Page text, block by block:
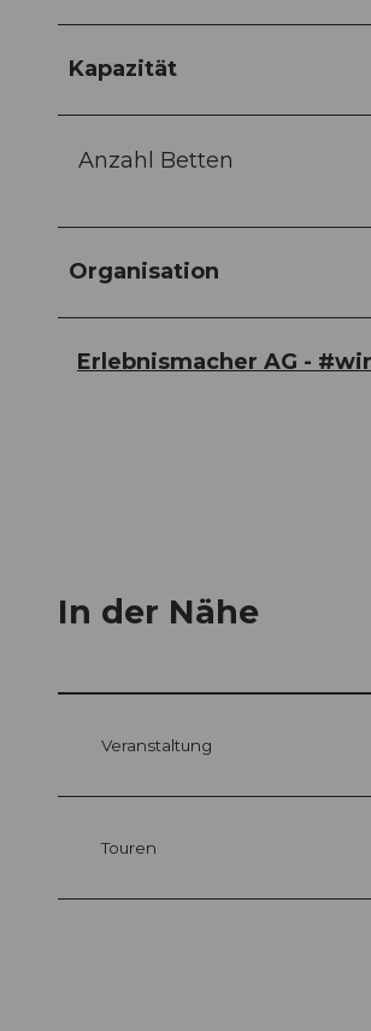
Kapazität
Anzahl Betten
Organisation
Erlebnismacher AG -
In der Nähe
Veranstaltung
Touren